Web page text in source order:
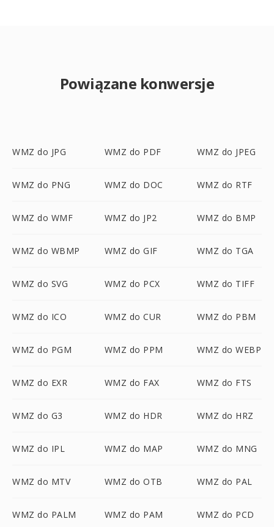
Powiązane konwersje
WMZ do JPG WMZ do PDF WMZ do JPEG
WMZ do PNG WMZ do DOC WMZ do RTF
WMZ do WMF WMZ do JP2 WMZ do BMP
WMZ do WBMP WMZ do GIF WMZ do TGA
WMZ do SVG WMZ do PCX WMZ do TIFF
WMZ do ICO WMZ do CUR WMZ do PBM
WMZ do PGM WMZ do PPM WMZ do WEBP
WMZ do EXR WMZ do FAX WMZ do FTS
WMZ do G3 WMZ do HDR WMZ do HRZ
WMZ do IPL WMZ do MAP WMZ do MNG
WMZ do MTV WMZ do OTB WMZ do PAL
WMZ do PALM WMZ do PAM WMZ do PCD